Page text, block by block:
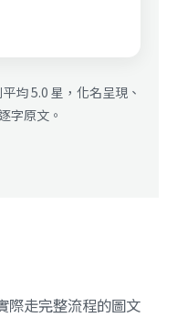
均 5.0 星，化名呈現、
字原文。
際走完整流程的圖文